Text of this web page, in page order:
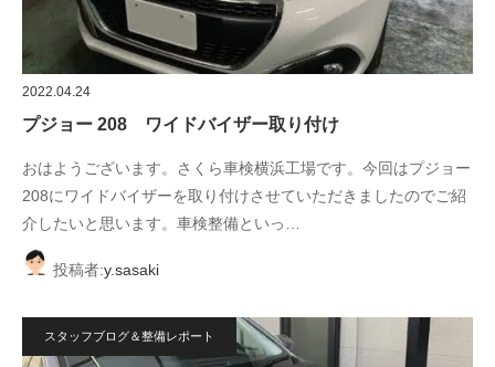
2022.04.24
プジョー 208 ワイドバイザー取り付け
おはようございます。さくら車検横浜工場です。今回はプジョー
208にワイドバイザーを取り付けさせていただきましたのでご紹
介したいと思います。車検整備といっ…
投稿者:y.sasaki
スタッフブログ＆整備レポート